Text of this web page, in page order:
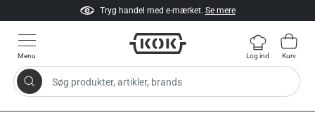
Tryg handel med e-mærket. Se mere
Menu
Søg produkter, artikler, brands
Log ind Kurv